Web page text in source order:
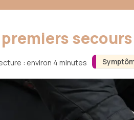
: environ 4 minutes